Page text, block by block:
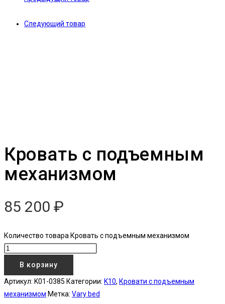
Следующий товар
Кровать с подъемным
механизмом
85 200 ₽
Количество товара Кровать с подъемным механизмом
В корзину
Артикул: K01-0385 Категории: K10, Кровати с подъемным
механизмом Метка: Vary bed